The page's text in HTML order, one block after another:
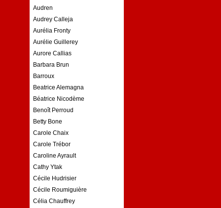
Audren
Audrey Calleja
Aurélia Fronty
Aurélie Guillerey
Aurore Callias
Barbara Brun
Barroux
Beatrice Alemagna
Béatrice Nicodème
Benoît Perroud
Betty Bone
Carole Chaix
Carole Trébor
Caroline Ayrault
Cathy Ytak
Cécile Hudrisier
Cécile Roumiguière
Célia Chauffrey